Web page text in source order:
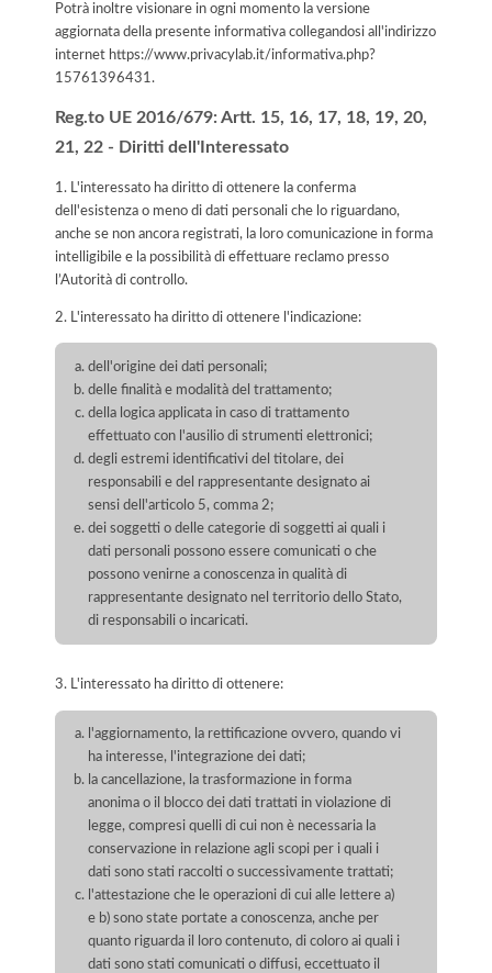
Potrà inoltre visionare in ogni momento la versione
aggiornata della presente informativa collegandosi all'indirizzo
internet https://www.privacylab.it/informativa.php?
15761396431 .
Reg.to UE 2016/679: Artt. 15, 16, 17, 18, 19, 20,
21, 22 - Diritti dell'Interessato
1. L'interessato ha diritto di ottenere la conferma
dell'esistenza o meno di dati personali che lo riguardano,
anche se non ancora registrati, la loro comunicazione in forma
intelligibile e la possibilità di effettuare reclamo presso
l’Autorità di controllo.
2. L'interessato ha diritto di ottenere l'indicazione:
dell'origine dei dati personali;
delle finalità e modalità del trattamento;
della logica applicata in caso di trattamento
effettuato con l'ausilio di strumenti elettronici;
degli estremi identificativi del titolare, dei
responsabili e del rappresentante designato ai
sensi dell'articolo 5, comma 2;
dei soggetti o delle categorie di soggetti ai quali i
dati personali possono essere comunicati o che
possono venirne a conoscenza in qualità di
rappresentante designato nel territorio dello Stato,
di responsabili o incaricati.
3. L'interessato ha diritto di ottenere:
l'aggiornamento, la rettificazione ovvero, quando vi
ha interesse, l'integrazione dei dati;
la cancellazione, la trasformazione in forma
anonima o il blocco dei dati trattati in violazione di
legge, compresi quelli di cui non è necessaria la
conservazione in relazione agli scopi per i quali i
dati sono stati raccolti o successivamente trattati;
l'attestazione che le operazioni di cui alle lettere a)
e b) sono state portate a conoscenza, anche per
quanto riguarda il loro contenuto, di coloro ai quali i
dati sono stati comunicati o diffusi, eccettuato il